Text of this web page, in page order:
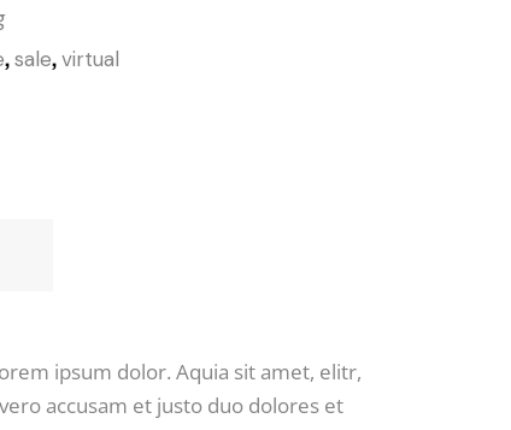
,sale,virtual
ipsum dolor. Aquia sit amet, elitr,
accusam et justo duo dolores et